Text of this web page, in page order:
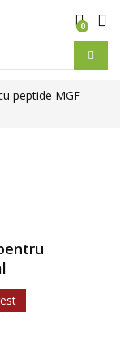
0
peptide MGF